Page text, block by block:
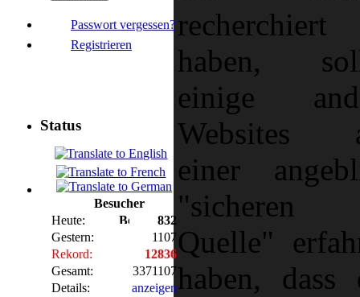
Passwort vergessen?
Registrieren
Status
Besucher
Heute:
832
Gestern:
1107
Rekord:
12836
Gesamt:
3371107
Details:
anzeigen
recherchiert
haben,
einige
Websites
einer
"sicheren
Quelle"
haben, dass